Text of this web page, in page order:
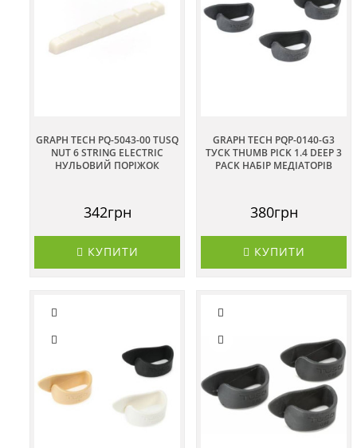
GRAPH TECH PQ-5043-00 TUSQ
NUT 6 STRING ELECTRIC
НУЛЬОВИЙ ПОРІЖОК
342грн
КУПИТИ
GRAPH TECH PQP-0140-G3
ТУСК THUMB PICK 1.4 DEEP 3
PACK НАБІР МЕДІАТОРІВ
380грн
КУПИТИ